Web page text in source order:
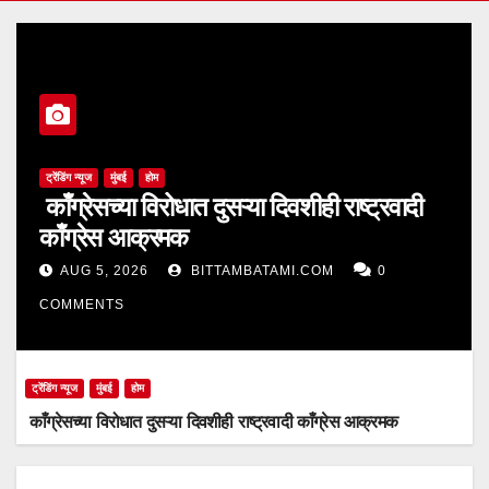
ट्रेंडिंग न्यूज मुंबई होम
काँग्रेसच्या विरोधात दुसऱ्या दिवशीही राष्ट्रवादी
काँग्रेस आक्रमक
AUG 5, 2026 BITTAMBATAMI.COM 0
COMMENTS
ट्रेंडिंग न्यूज मुंबई होम
काँग्रेसच्या विरोधात दुसऱ्या दिवशीही राष्ट्रवादी काँग्रेस आक्रमक